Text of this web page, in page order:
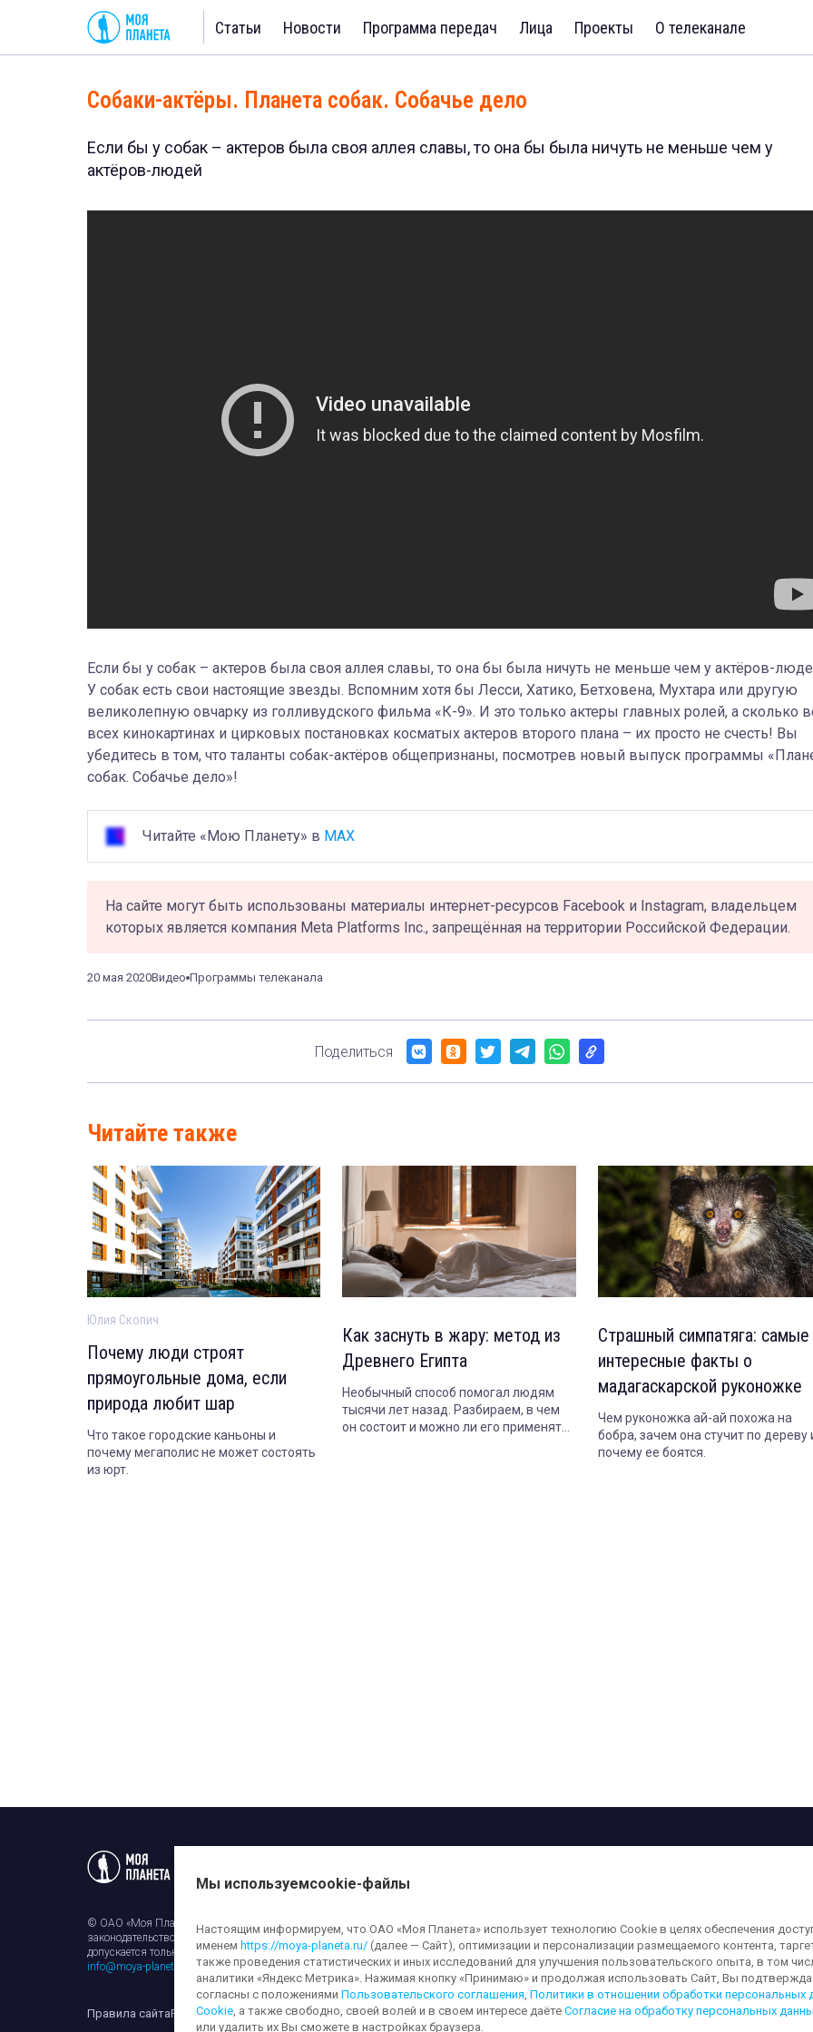
Статьи Новости Программа передач Лица Проекты О телеканале
Собаки-актёры. Планета собак. Собачье дело
Если бы у собак – актеров была своя аллея славы, то она бы была ничуть не меньше чем у
актёров-людей
Если бы у собак – актеров была своя аллея славы, то она бы была ничуть не меньше чем у актёров-
У собак есть свои настоящие звезды. Вспомним хотя бы Лесси, Хатико, Бетховена, Мухтара или другую
великолепную овчарку из голливудского фильма «К-9». И это только актеры главных ролей, а сколько
всех кинокартинах и цирковых постановках косматых актеров второго плана – их просто не счесть! Вы
убедитесь в том, что таланты собак-актёров общепризнаны, посмотрев новый выпуск программы
собак. Собачье дело»!
Читайте «Мою Планету» в MAX
На сайте могут быть использованы материалы интернет-ресурсов Facebook и Instagram, владельцем
которых является компания Meta Platforms Inc., запрещённая на территории Российской Федерации.
20 мая 2020Видео Программы телеканала
Поделиться
Читайте также
Юлия Скопич
Почему люди строят
прямоугольные дома, если
природа любит шар
Что такое городские каньоны и
почему мегаполис не может состоять
из юрт.
Как заснуть в жару: метод из
Древнего Египта
Необычный способ помогал людям
тысячи лет назад. Разбираем, в чем
он состоит и можно ли его применять
Страшный симпатяга: самые
интересные факты о
мадагаскарской руконожке
Чем руконожка ай-ай похожа на
бобра, зачем она стучит по дереву
почему ее боятся.
© ОАО «Моя Планета». Все права на любые материалы, опубликованные на сайте, защищены в соответствии с российским и международным
законодательством об авторском праве и смежных правах. Использование любых аудио-, фото- и видеоматериалов, размещенных на сайте,
допускается только с разрешения правообладателя и ссылкой на сайтmoya-planeta.ru. Адрес для направления юридически значимых
info@moya-planeta.ru
Правила сайтаРабота с cookie-файламиЗащита персональных данныхОбработка персональных данныхСогласие на обработку
Мы используемcookie-файлы
Настоящим информируем, что ОАО «Моя Планета» использует технологию Cookie в целях обеспечения
именем https://moya-planeta.ru/ (далее — Сайт), оптимизации и персонализации размещаемого контента,
также проведения статистических и иных исследований для улучшения пользовательского опыта, в том
аналитики «Яндекс Метрика». Нажимая кнопку «Принимаю» и продолжая использовать Сайт, Вы
согласны с положениями Пользовательского соглашения, Политики в отношении обработки персональных
Cookie, а также свободно, своей волей и в своем интересе даёте Согласие на обработку персональных
или удалить их Вы сможете в настройках браузера.